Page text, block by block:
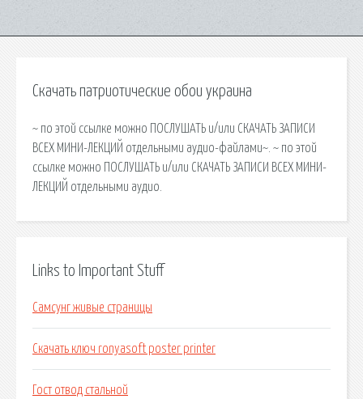
Скачать патриотические обои украина
~ по этой ссылке можно ПОСЛУШАТЬ и/или СКАЧАТЬ ЗАПИСИ
ВСЕХ МИНИ-ЛЕКЦИЙ отдельными аудио-файлами~. ~ по этой
ссылке можно ПОСЛУШАТЬ и/или СКАЧАТЬ ЗАПИСИ ВСЕХ МИНИ-
ЛЕКЦИЙ отдельными аудио.
Links to Important Stuff
Самсунг живые страницы
Скачать ключ ronyasoft poster printer
Гост отвод стальной